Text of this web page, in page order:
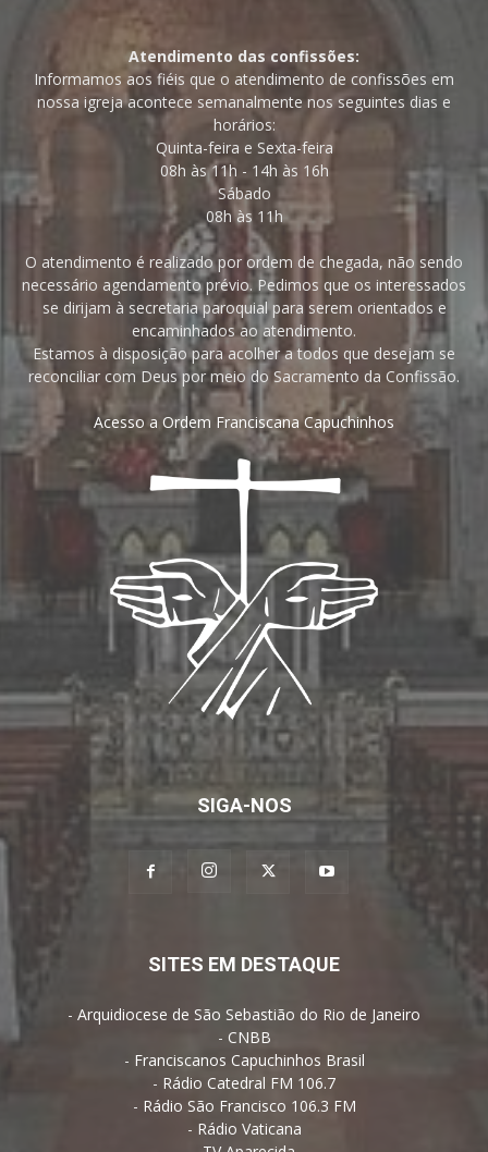
Atendimento das confissões:
Informamos aos fiéis que o atendimento de confissões em
nossa igreja acontece semanalmente nos seguintes dias e
horários:
Quinta-feira e Sexta-feira
08h às 11h - 14h às 16h
Sábado
08h às 11h
O atendimento é realizado por ordem de chegada, não sendo
necessário agendamento prévio. Pedimos que os interessados
se dirijam à secretaria paroquial para serem orientados e
encaminhados ao atendimento.
Estamos à disposição para acolher a todos que desejam se
reconciliar com Deus por meio do Sacramento da Confissão.
Acesso a Ordem Franciscana Capuchinhos
SIGA-NOS
SITES EM DESTAQUE
- Arquidiocese de São Sebastião do Rio de Janeiro
- CNBB
- Franciscanos Capuchinhos Brasil
- Rádio Catedral FM 106.7
- Rádio São Francisco 106.3 FM
- Rádio Vaticana